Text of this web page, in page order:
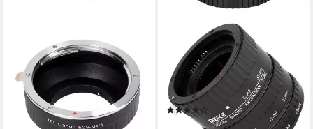
Objektivadapter Canon EF-
Objektiv an Micro FourThirds
Objektiveadapter
19,90 €
lieferbar - in 3-4 Werktagen bei dir
AF Automatik Makro
Zwischenringe für Canon
EOS MK-C-AF1-B
Makroobjektiv
30,85 €